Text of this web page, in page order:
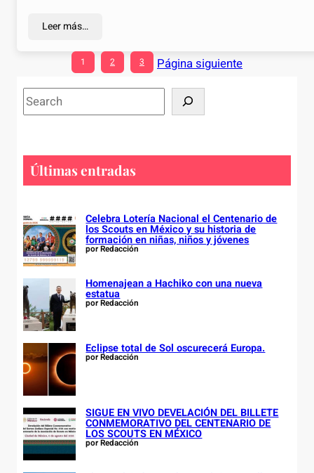
Leer más…
1 2 3
Página siguiente
S
e
r
h
Últimas entradas
Celebra Lotería Nacional el Centenario de
los Scouts en México y su historia de
formación en niñas, niños y jóvenes
por Redacción
Homenajean a Hachiko con una nueva
estatua
por Redacción
Eclipse total de Sol oscurecerá Europa.
por Redacción
SIGUE EN VIVO DEVELACIÓN DEL BILLETE
CONMEMORATIVO DEL CENTENARIO DE
LOS SCOUTS EN MÉXICO
por Redacción